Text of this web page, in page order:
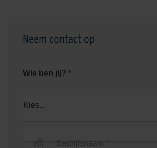
Neem contact op
Wie ben jij? *
Bedrijfsnaam *